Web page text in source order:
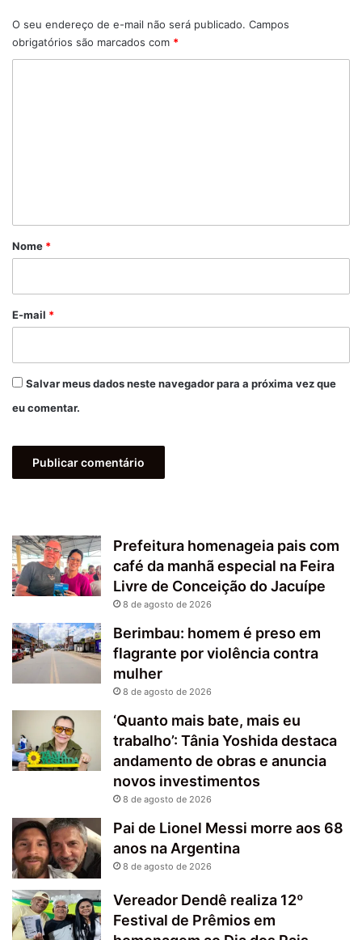
O seu endereço de e-mail não será publicado. Campos
obrigatórios são marcados com *
r
*
Nome *
E-mail *
Salvar meus dados neste navegador para a próxima vez que
eu comentar.
Prefeitura homenageia pais com
café da manhã especial na Feira
Livre de Conceição do Jacuípe
8 de agosto de 2026
Berimbau: homem é preso em
flagrante por violência contra
mulher
8 de agosto de 2026
‘Quanto mais bate, mais eu
trabalho’: Tânia Yoshida destaca
andamento de obras e anuncia
novos investimentos
8 de agosto de 2026
Pai de Lionel Messi morre aos 68
anos na Argentina
8 de agosto de 2026
Vereador Dendê realiza 12º
Festival de Prêmios em